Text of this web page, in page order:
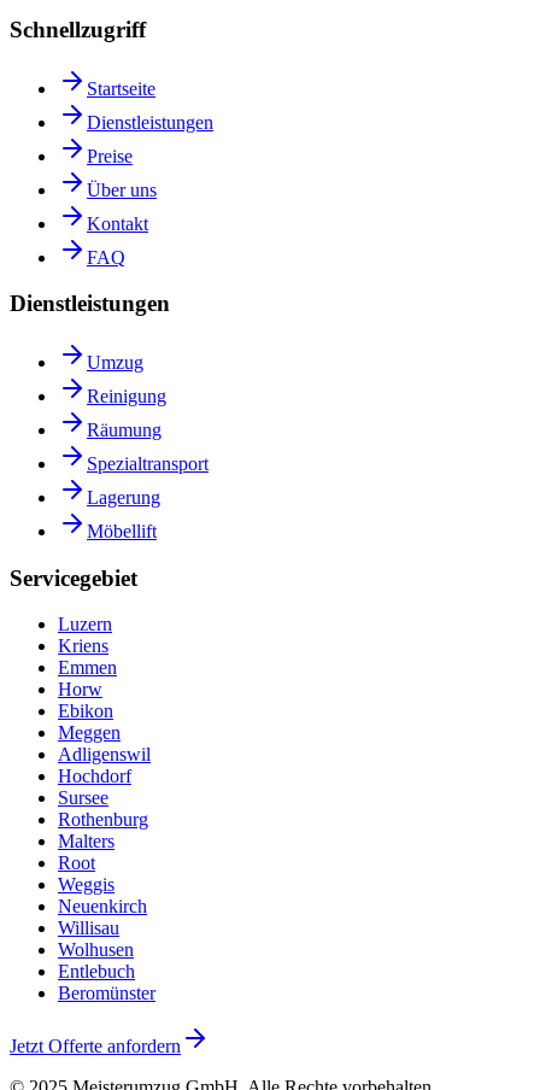
Schnellzugriff
Startseite
Dienstleistungen
Preise
Über uns
Kontakt
FAQ
Dienstleistungen
Umzug
Reinigung
Räumung
Spezialtransport
Lagerung
Möbellift
Servicegebiet
Luzern
Kriens
Emmen
Horw
Ebikon
Meggen
Adligenswil
Hochdorf
Sursee
Rothenburg
Malters
Root
Weggis
Neuenkirch
Willisau
Wolhusen
Entlebuch
Beromünster
Jetzt Offerte anfordern